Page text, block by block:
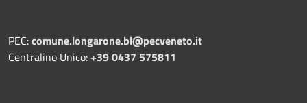
PEC:comune.longarone.bl@pecveneto.it
Centralino Unico:+39 0437 575811